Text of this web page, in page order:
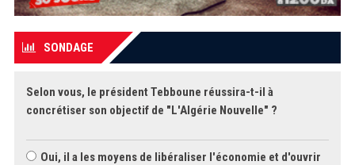
SONDAGE
Selon vous, le président Tebboune réussira-t-il à
concrétiser son objectif de "L'Algérie Nouvelle" ?
Oui, il a les moyens de libéraliser l'économie et d'ouvrir